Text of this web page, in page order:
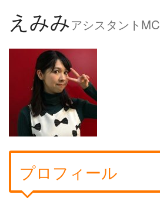
えみみアシスタントMC
プロフィール